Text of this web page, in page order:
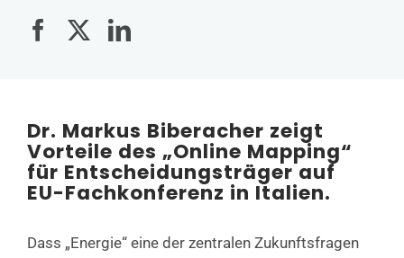
Dr. Markus Biberacher zeigt
Vorteile des „Online Mapping“
für Entscheidungsträger auf
EU-Fachkonferenz in Italien.
Dass „Energie“ eine der zentralen Zukunftsfragen